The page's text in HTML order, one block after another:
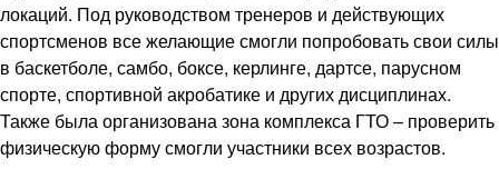
локаций. Под руководством тренеров и действующих
спортсменов все желающие смогли попробовать свои силы
в баскетболе, самбо, боксе, керлинге, дартсе, парусном
спорте, спортивной акробатике и других дисциплинах.
Также была организована зона комплекса ГТО – проверить
физическую форму смогли участники всех возрастов.